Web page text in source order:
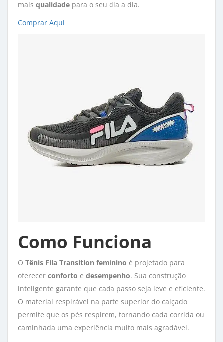
mais qualidade para o seu dia a dia.
Comprar Aqui
Como Funciona
O Tênis Fila Transition feminino é projetado para
oferecer conforto e desempenho. Sua construção
inteligente garante que cada passo seja leve e eficiente.
O material respirável na parte superior do calçado
permite que os pés respirem, tornando cada corrida ou
caminhada uma experiência muito mais agradável.